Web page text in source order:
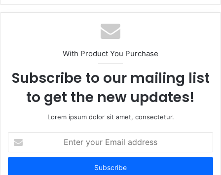
With Product You Purchase
Subscribe to our mailing list
to get the new updates!
Lorem ipsum dolor sit amet, consectetur.
your
Email